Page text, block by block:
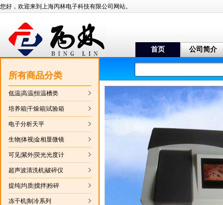
您好，欢迎来到上海丙林电子科技有限公司网站。
首页 公司简介
所有商品分类
低温|高温|恒温槽类
培养箱|干燥箱|试验箱
电子分析天平
生物|体视|金相显微镜
可见|紫外|荧光光度计
超声波清洗机|破碎仪
提纯|均质|搅拌|粉碎
冻干机|制冷系列